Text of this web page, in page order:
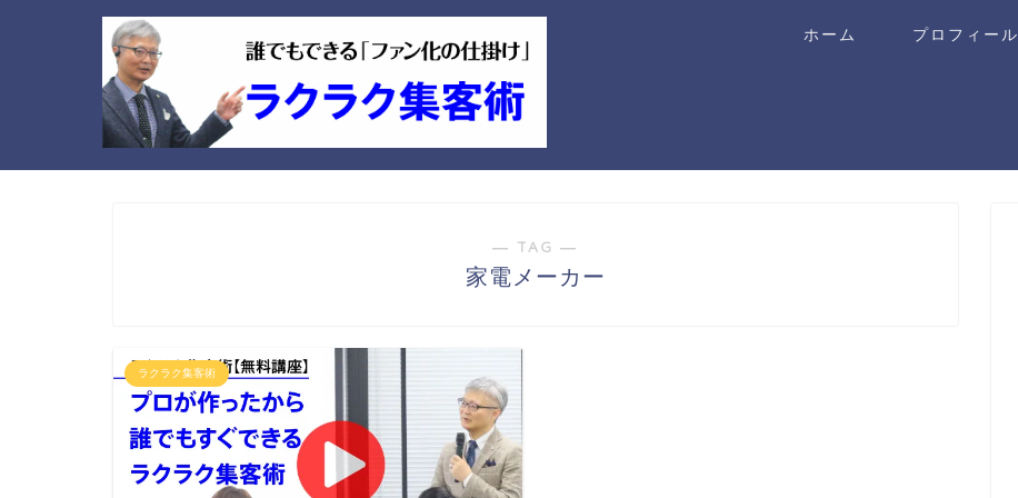
ホーム プロフィール
― TAG ―
家電メーカー
ラクラク集客術